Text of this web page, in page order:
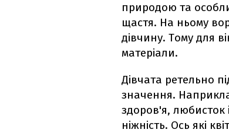
природою та
щастя. На ньому
дівчину. Тому для
матеріали.
Дівчата ретельно
значення.
здоров'я,
ніжність. Ось які